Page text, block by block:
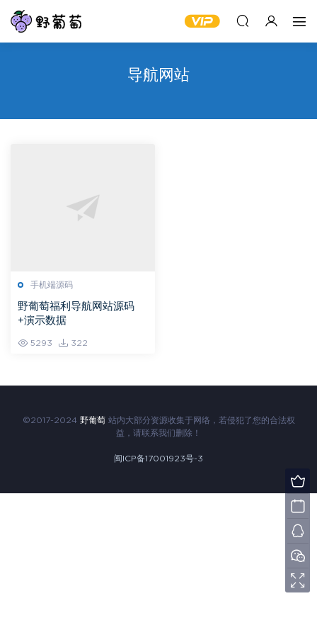
导航网站
手机端源码
野葡萄福利导航网站源码
+演示数据
5293 322
©2017-2024 野葡萄站内大部分资源收集于网络，若侵犯了您的合法权
益，请联系我们删除！
闽ICP备17001923号-3